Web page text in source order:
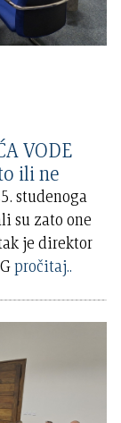
VODE
ili ne
studenoga
su zato one
je direktor
pročitaj..